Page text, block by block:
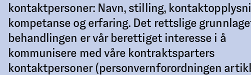
kontaktpersoner: Navn, stilling,
kompetanse og erfaring. Det rettslige
behandlingen er vår berettiget interesse i å
kommunisere med våre kontraktsparters
kontaktpersoner (personvernforordningen